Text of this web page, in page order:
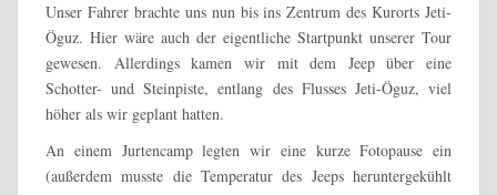
Unser Fahrer brachte uns nun bis ins Zentrum des Kurorts Jeti-
Öguz. Hier wäre auch der eigentliche Startpunkt unserer Tour
gewesen. Allerdings kamen wir mit dem Jeep über eine
Schotter- und Steinpiste, entlang des Flusses Jeti-Öguz, viel
höher als wir geplant hatten.
An einem Jurtencamp legten wir eine kurze Fotopause ein
(außerdem musste die Temperatur des Jeeps heruntergekühlt